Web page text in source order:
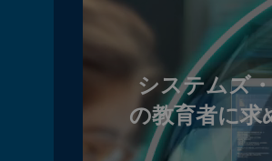
システムズ
の教育者に求